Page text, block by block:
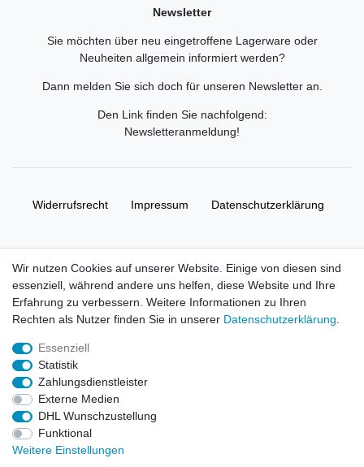
Newsletter
Sie möchten über neu eingetroffene Lagerware oder
Neuheiten allgemein informiert werden?
Dann melden Sie sich doch für unseren Newsletter an.
Den Link finden Sie nachfolgend:
Newsletteranmeldung!
Widerrufs­recht Impressum Daten­schutz­erklärung
© Copyright 2026 | Alle Rechte vorbehalten. HL-
Handelsgesellschaft mbH.
Alle Markennamen, Warenzeichen sowie sämtliche Produktbilder
und Beschreibungen sind Eigentum Ihrer rechtmäßigen
Eigentümer und dienen hier nur der Beschreibung.
Preise nur für registrierte Händler, ansonsten zeigt der Shop 0,00
€
Wir nutzen Cookies auf unserer Website. Einige von diesen sind
essenziell, während andere uns helfen, diese Website und Ihre
Erfahrung zu verbessern. Weitere Informationen zu Ihren
Rechten als Nutzer finden Sie in unserer Daten­schutz­erklärung
Essenziell
Statistik
Zahlungsdienstleister
Externe Medien
DHL Wunschzustellung
Funktional
Weitere Einstellungen